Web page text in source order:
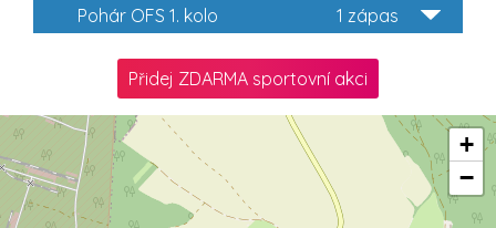
1 zápas
Pohár OFS 1. kolo
Přidej ZDARMA sportovní akci
+
−